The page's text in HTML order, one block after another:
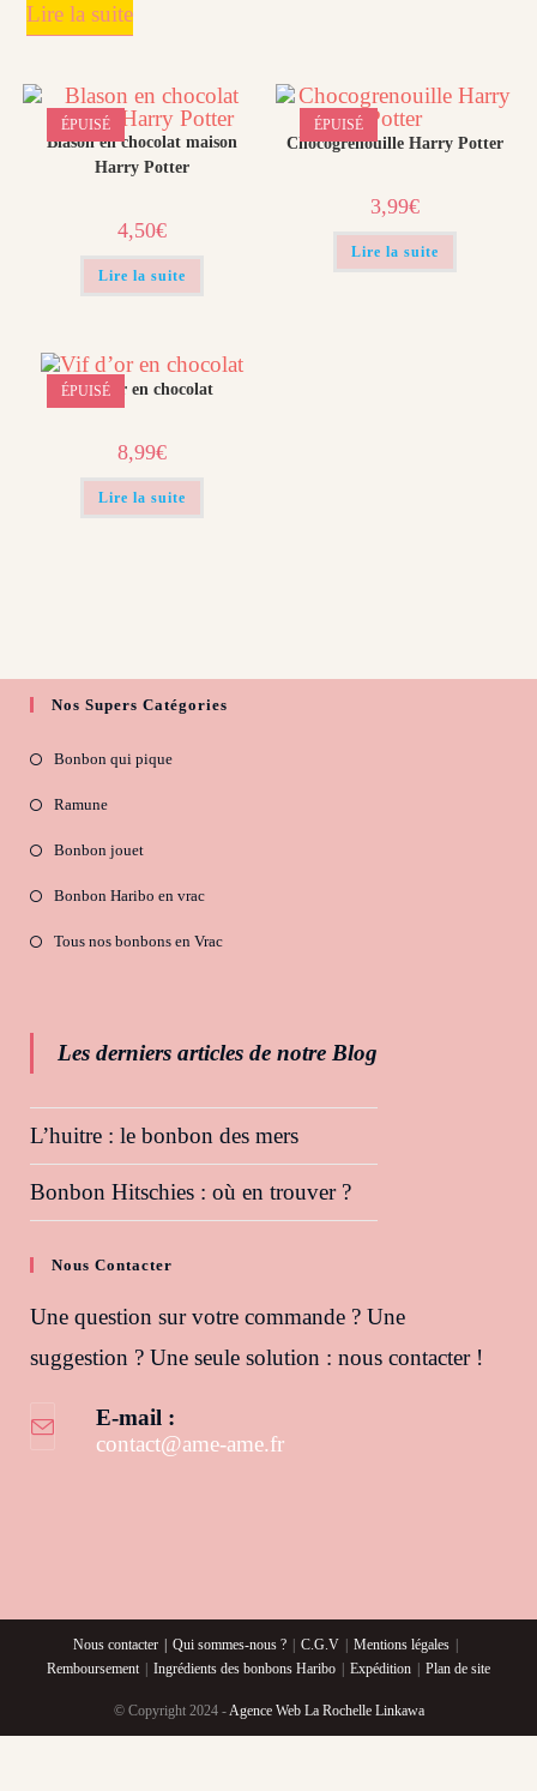
Lire la suite
ÉPUISÉ
Blason en chocolat maison
Harry Potter
4,50€
Lire la suite
ÉPUISÉ
Chocogrenouille Harry Potter
3,99€
Lire la suite
ÉPUISÉ
Vif d’or en chocolat
8,99€
Lire la suite
Nos Supers Catégories
Bonbon qui pique
Ramune
Bonbon jouet
Bonbon Haribo en vrac
Tous nos bonbons en Vrac
Les derniers articles de notre Blog
L’huitre : le bonbon des mers
Bonbon Hitschies : où en trouver ?
Nous Contacter
Une question sur votre commande ? Une
suggestion ? Une seule solution : nous contacter !
E-mail :
contact@ame-ame.frS’ouvre dans votre application
Nous contacter Qui sommes-nous ? C.G.V
Mentions légales
Remboursement
Ingrédients des bonbons Haribo Expédition Plan de site
© Copyright 2024 -Agence Web La Rochelle Linkawa